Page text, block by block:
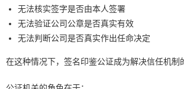
无法核实签字是否由本人签署
无法验证公司公章是否真实有效
无法判断公司是否真实作出任命决定
在这种情况下，签名印鉴公证成为解决信任机制